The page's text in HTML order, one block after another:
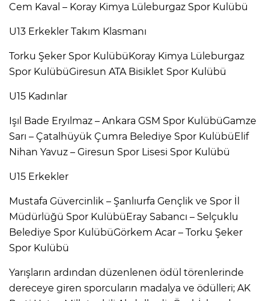
Cem Kaval – Koray Kimya Lüleburgaz Spor Kulübü
U13 Erkekler Takım Klasmanı
Torku Şeker Spor KulübüKoray Kimya Lüleburgaz
Spor KulübüGiresun ATA Bisiklet Spor Kulübü
U15 Kadınlar
Işıl Bade Eryılmaz – Ankara GSM Spor KulübüGamze
Sarı – Çatalhüyük Çumra Belediye Spor KulübüElif
Nihan Yavuz – Giresun Spor Lisesi Spor Kulübü
U15 Erkekler
Mustafa Güvercinlik – Şanlıurfa Gençlik ve Spor İl
Müdürlüğü Spor KulübüEray Sabancı – Selçuklu
Belediye Spor KulübüGörkem Acar – Torku Şeker
Spor Kulübü
Yarışların ardından düzenlenen ödül törenlerinde
dereceye giren sporcuların madalya ve ödülleri; AK